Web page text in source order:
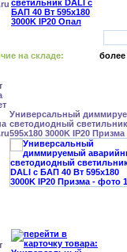
на складе: более
Универсальный
светодиодный
595x180 3000K IP20 Призма